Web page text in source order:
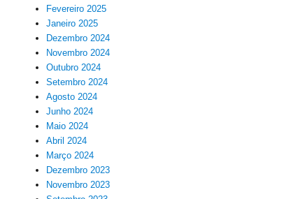
Fevereiro 2025
Janeiro 2025
Dezembro 2024
Novembro 2024
Outubro 2024
Setembro 2024
Agosto 2024
Junho 2024
Maio 2024
Abril 2024
Março 2024
Dezembro 2023
Novembro 2023